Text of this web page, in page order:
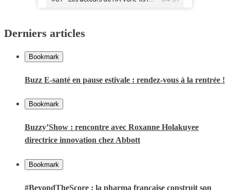
Derniers articles
Bookmark
Buzz E-santé en pause estivale : rendez-vous à la rentrée !
Bookmark
Buzzy’Show : rencontre avec Roxanne Holakuyee
directrice innovation chez Abbott
Bookmark
#BeyondTheScore : la pharma française construit son